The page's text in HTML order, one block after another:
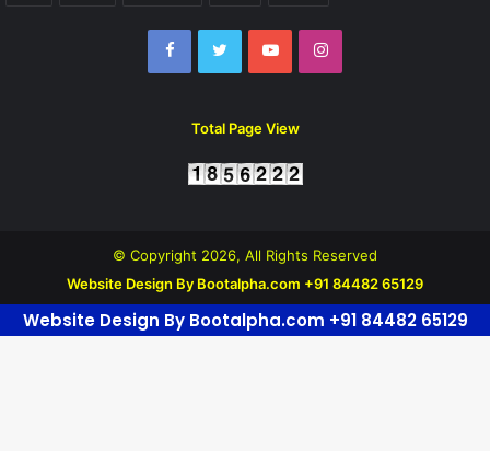
FacebookTwitterYouTubeInstagram
Total Page View
© Copyright 2026, All Rights Reserved
Website Design By Bootalpha.com +91 84482 65129
Website Design By Bootalpha.com +91 84482 65129